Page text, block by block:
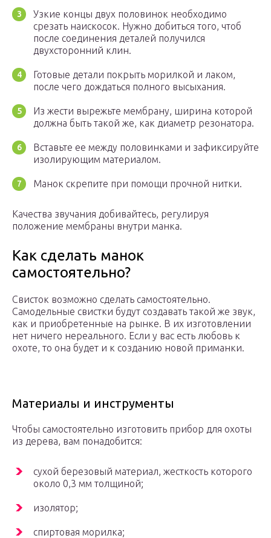
Узкие концы двух половинок необходимо
срезать наискосок. Нужно добиться того, чтоб
после соединения деталей получился
двухсторонний клин.
Готовые детали покрыть морилкой и лаком,
после чего дождаться полного высыхания.
Из жести вырежьте мембрану, ширина которой
должна быть такой же, как диаметр резонатора.
Вставьте ее между половинками и зафиксируйте
изолирующим материалом.
Манок скрепите при помощи прочной нитки.
Качества звучания добивайтесь, регулируя
положение мембраны внутри манка.
Как сделать манок
самостоятельно?
Свисток возможно сделать самостоятельно.
Самодельные свистки будут создавать такой же звук,
как и приобретенные на рынке. В их изготовлении
нет ничего нереального. Если у вас есть любовь к
охоте, то она будет и к созданию новой приманки.
Материалы и инструменты
Чтобы самостоятельно изготовить прибор для охоты
из дерева, вам понадобится:
сухой березовый материал, жесткость которого
около 0,3 мм толщиной;
изолятор;
спиртовая морилка;